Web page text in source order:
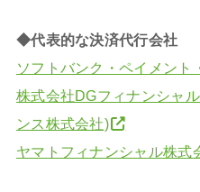
◆代表的な決済代行会社
ソフトバンク・ペイメント
株式会社DGフィナンシャ
ンス株式会社)
ヤマトフィナンシャル株式